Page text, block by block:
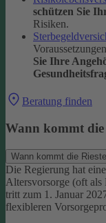
schützen Sie
Risiken.
Sie Ihre
Beratung finden
Wann kommt die
Wann kommt die
Die Regierung hat
Altersvorsorge (oft als
tritt zum 1. Januar
flexibleren